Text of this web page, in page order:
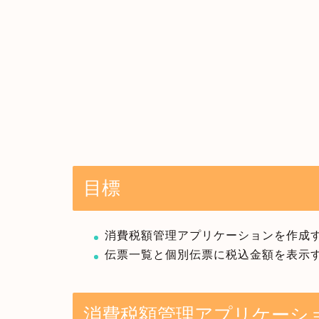
目標
消費税額管理アプリケーションを作成
伝票一覧と個別伝票に税込金額を表示
消費税額管理アプリケーシ